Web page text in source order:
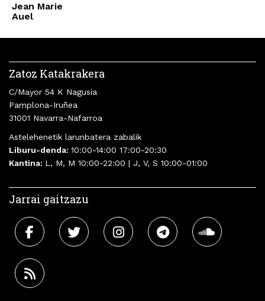
Jean Marie
Auel
Zatoz Katakrakera
C/Mayor 54 K Nagusia
Pamplona-Iruñea
31001 Navarra-Nafarroa
Astelehenetik larunbatera zabalik
Liburu-denda: 10:00-14:00 17:00-20:30
Kantina: L, M, M 10:00-22:00 | J, V, S 10:00-01:00
Jarrai gaitzazu